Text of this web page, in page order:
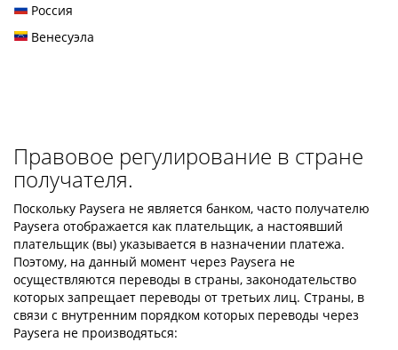
Россия
Венесуэла
Правовое регулирование в стране
получателя.
Поскольку Paysera не является банком, часто получателю
Paysera отображается как плательщик, а настоявший
плательщик (вы) указывается в назначении платежа.
Поэтому, на данный момент через Paysera не
осуществляются переводы в страны, законодательство
которых запрещает переводы от третьих лиц. Страны, в
связи с внутренним порядком которых переводы через
Paysera не производяться: